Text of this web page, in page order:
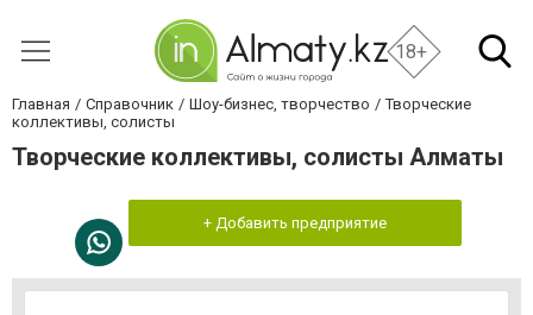
18+
Главная Справочник Шоу-бизнес, творчество
Творческие
коллективы, солисты
Творческие коллективы, солисты Алматы
+ Добавить предприятие